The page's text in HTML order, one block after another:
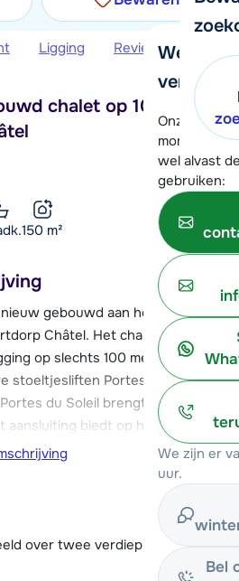
We
verder!
Onze
moment
wel alvast
gebruiken:
We zijn er
uur.
Bel
Ligging Reviews
chalet op 100 meter
150 m²
gebouwd aan het Lac de
Châtel. Het chalet heeft een
op slechts 100 meter afstand
stoeltjesliften Portes du Soleil en
du Soleil brengt je naar het
aansluiting biedt op het Zwitserse
du Soleil. Met de stoeltjeslift
van het Linga/Pré-la-Joux
de Linga stoeltjeslift richting
nieuwe stoeltjesliften eindigt de
het gebied Super-Châtel.
over twee verdiepingen en